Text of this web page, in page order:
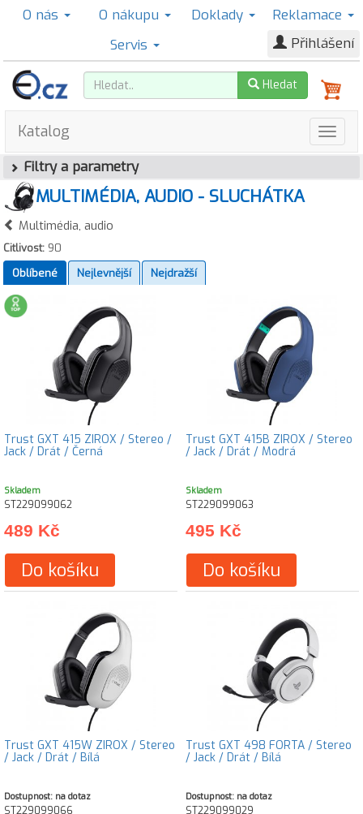
O nás O nákupu Doklady
Reklamace
Servis
Přihlášení
Hledat
Katalog
Filtry a parametry
MULTIMÉDIA, AUDIO - SLUCHÁTKA
Multimédia, audio
Citlivost: 90
Oblíbené
Nejlevnější Nejdražší
Trust GXT 415 ZIROX / Stereo /
Jack / Drát / Černá
Skladem
ST229099062
489 Kč
Do košíku
Trust GXT 415B ZIROX / Stereo
/ Jack / Drát / Modrá
Skladem
ST229099063
495 Kč
Do košíku
Trust GXT 415W ZIROX / Stereo
/ Jack / Drát / Bílá
Dostupnost: na dotaz
ST229099066
Trust GXT 498 FORTA / Stereo
/ Jack / Drát / Bílá
Dostupnost: na dotaz
ST229099029